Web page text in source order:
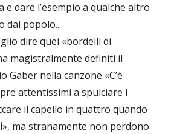
e dare l’esempio a qualche altro
dal popolo...
dire quei «bordelli di
magistralmente definiti il
Gaber nella canzone «C’è
attentissimi a spulciare i
il capello in quattro quando
ma stranamente non perdono